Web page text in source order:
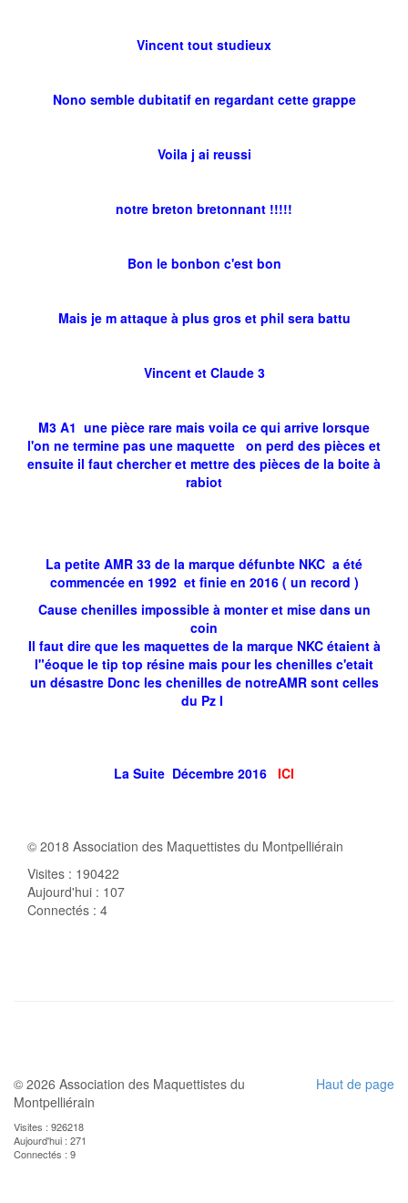
Vincent tout studieux
Nono semble dubitatif en regardant cette grappe
Voila j ai reussi
notre breton bretonnant !!!!!
Bon le bonbon c'est bon
Mais je m attaque à plus gros et phil sera battu
Vincent et Claude 3
M3 A1 une pièce rare mais voila ce qui arrive lorsque
l'on ne termine pas une maquette on perd des pièces et
ensuite il faut chercher et mettre des pièces de la boite à
rabiot
La petite AMR 33 de la marque défunbte NKC a été
commencée en 1992 et finie en 2016 ( un record )
Cause chenilles impossible à monter et mise dans un
coin
Il faut dire que les maquettes de la marque NKC étaient à
l"éoque le tip top résine mais pour les chenilles c'etait
un désastre Donc les chenilles de notreAMR sont celles
du Pz I
La Suite Décembre 2016 ICI
© 2018 Association des Maquettistes du Montpelliérain
Visites : 190422
Aujourd'hui : 107
Connectés : 4
Haut de page
© 2026 Association des Maquettistes du
Montpelliérain
Visites : 926218
Aujourd'hui : 271
Connectés : 9